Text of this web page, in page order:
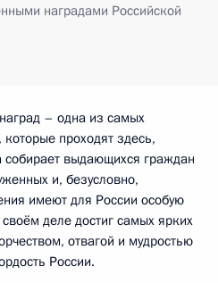
наградами Российской
– одна из самых
проходят здесь,
выдающихся граждан
и, безусловно,
имеют для России особую
деле достиг самых ярких
отвагой и мудростью
России.